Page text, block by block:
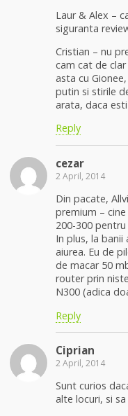
Laur & Alex –
siguranta
Cristian – nu
cam cat de
asta cu
putin si stirile
arata, daca
Reply
cezar
2 April, 2014
Din pacate,
premium –
200-300
In plus, la banii
aiurea. Eu de
de macar 50
router prin
N300 (adica
Reply
Ciprian
2 April, 2014
Sunt curios
alte locuri, si